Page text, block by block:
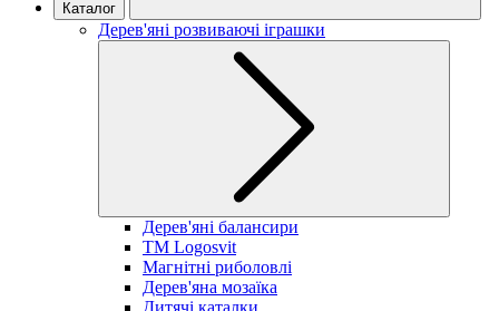
Каталог
Дерев'яні розвиваючі іграшки
Дерев'яні балансири
TM Logosvit
Магнітні риболовлі
Дерев'яна мозаїка
Дитячі каталки